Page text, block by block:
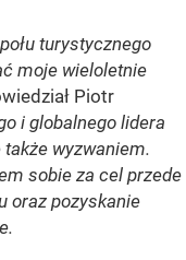
turystycznego
moje wieloletnie
Piotr
i globalnego lidera
wyzwaniem.
sobie za cel przede
oraz pozyskanie